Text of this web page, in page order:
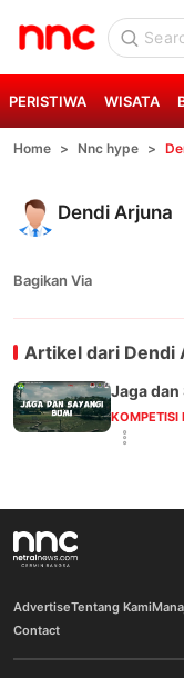
PERISTIWA WISATA
Home Nnc hype
Dendi Arjuna
Bagikan Via
Artikel dari Dendi
Jaga dan
KOMPETISI
AdvertiseTentang Kami
Contact